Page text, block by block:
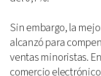
Sin embargo, la
alcanzó para
ventas minoristas.
comercio